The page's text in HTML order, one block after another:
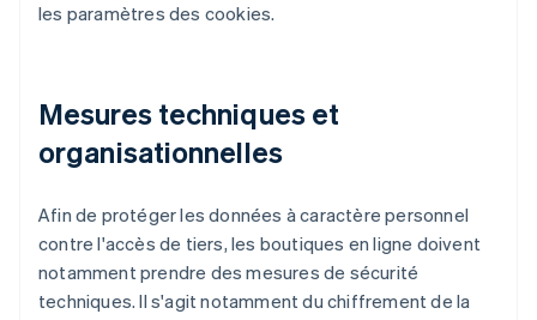
les paramètres des cookies.
Mesures techniques et
organisationnelles
Afin de protéger les données à caractère personnel
contre l'accès de tiers, les boutiques en ligne doivent
notamment prendre des mesures de sécurité
techniques. Il s'agit notamment du chiffrement de la